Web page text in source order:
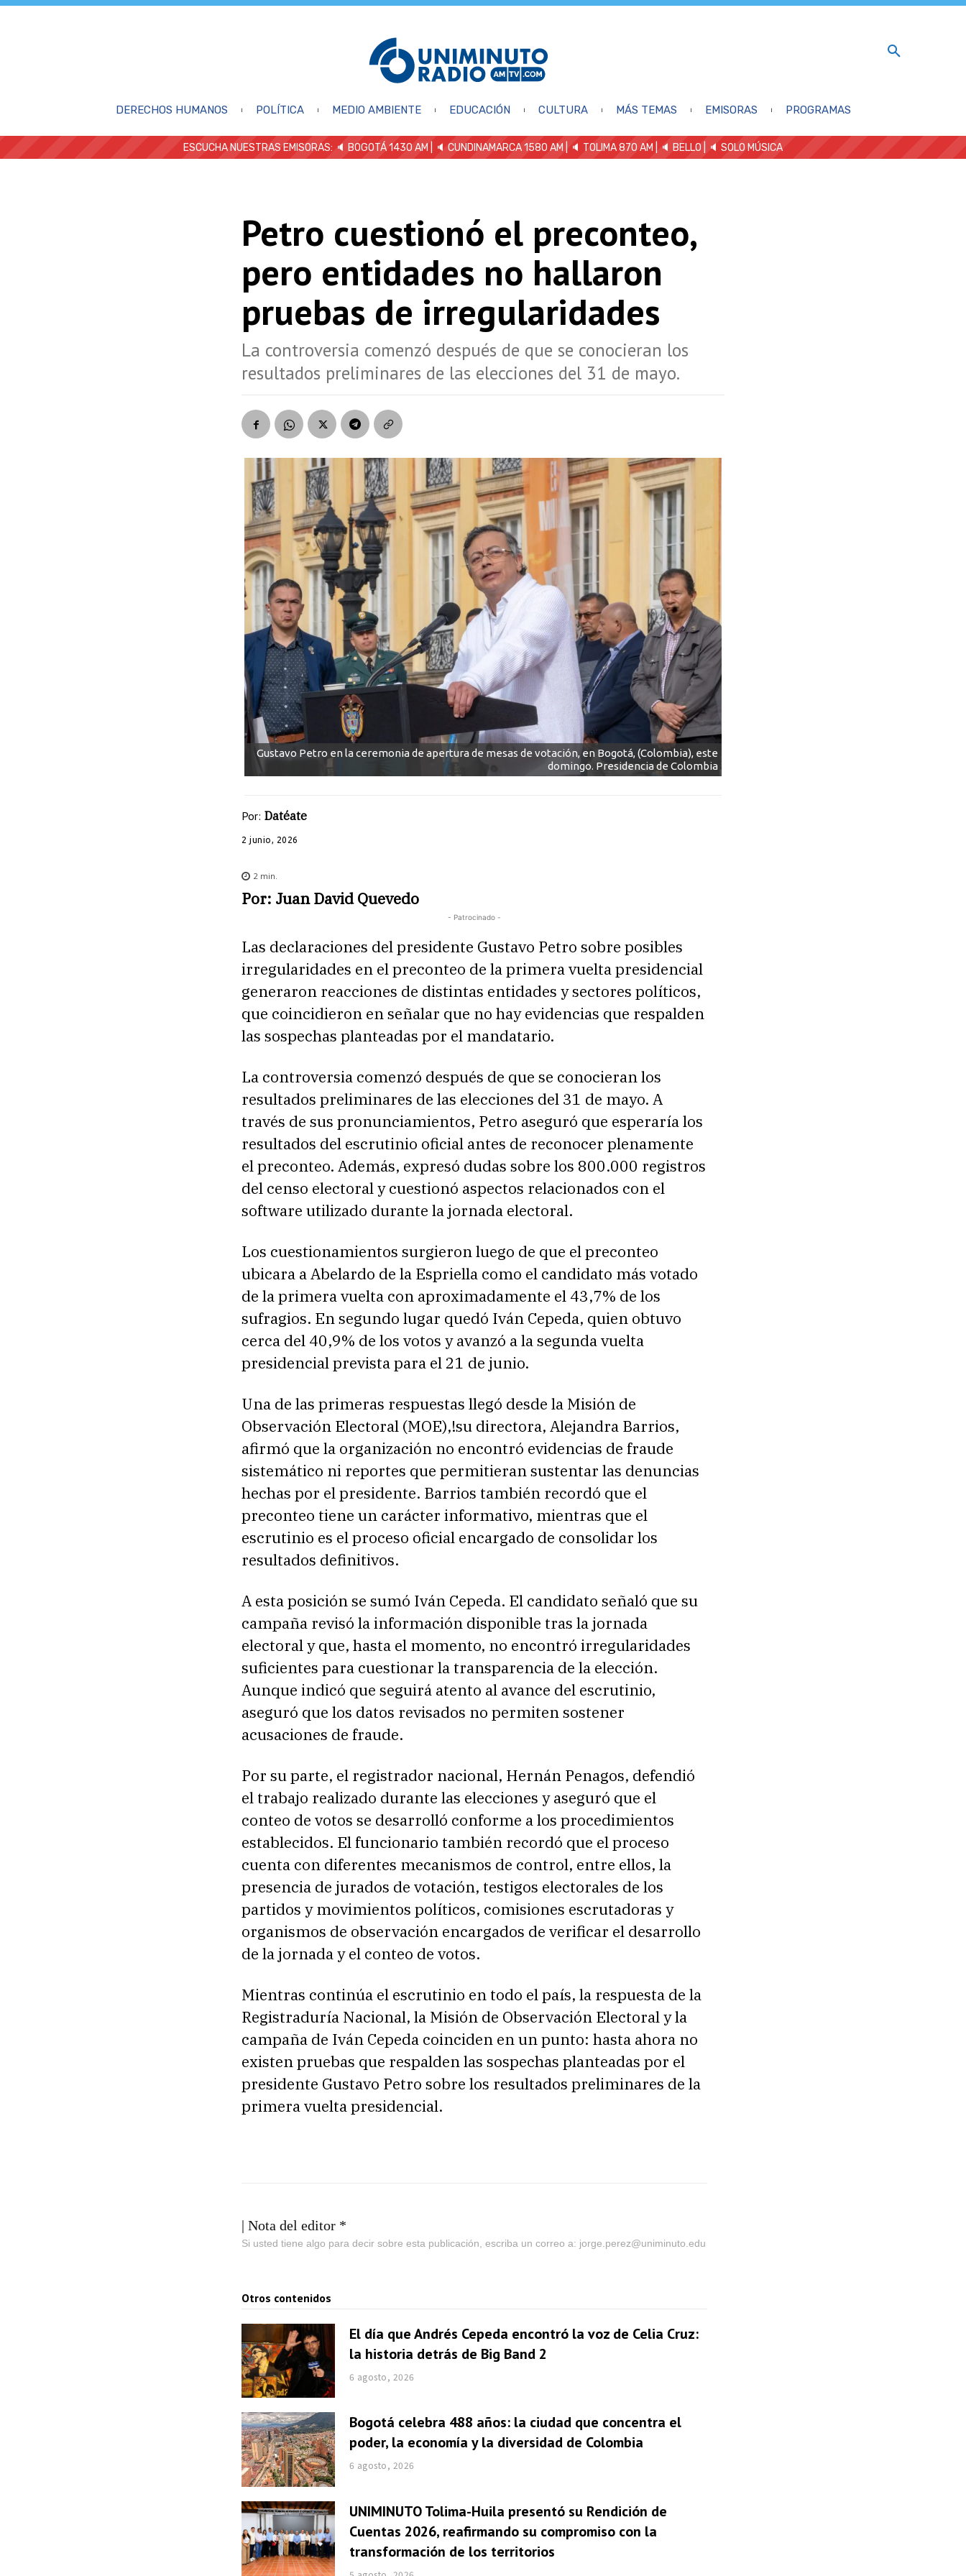
DERECHOS HUMANOS POLÍTICA MEDIO AMBIENTE EDUCACIÓN CULTURA MÁS TEMAS EMISORAS PROGRAMAS
ESCUCHA NUESTRAS EMISORAS: 🔈 BOGOTÁ 1430 AM | 🔈 CUNDINAMARCA 1580 AM | 🔈 TOLIMA 870 AM | 🔈 BELLO 🔈 SOLO MÚSICA
Petro cuestionó el preconteo,
pero entidades no hallaron
pruebas de irregularidades
La controversia comenzó después de que se conocieran los
resultados preliminares de las elecciones del 31 de mayo.
Gustavo Petro en la ceremonia de apertura de mesas de votación, en Bogotá, (Colombia), este
domingo. Presidencia de Colombia
Por: Datéate
2 junio, 2026
2 min.
Por: Juan David Quevedo
- Patrocinado -
Las declaraciones del presidente Gustavo Petro sobre posibles
irregularidades en el preconteo de la primera vuelta presidencial
generaron reacciones de distintas entidades y sectores políticos,
que coincidieron en señalar que no hay evidencias que respalden
las sospechas planteadas por el mandatario.
La controversia comenzó después de que se conocieran los
resultados preliminares de las elecciones del 31 de mayo. A
través de sus pronunciamientos, Petro aseguró que esperaría los
resultados del escrutinio oficial antes de reconocer plenamente
el preconteo. Además, expresó dudas sobre los 800.000 registros
del censo electoral y cuestionó aspectos relacionados con el
software utilizado durante la jornada electoral.
Los cuestionamientos surgieron luego de que el preconteo
ubicara a Abelardo de la Espriella como el candidato más votado
de la primera vuelta con aproximadamente el 43,7% de los
sufragios. En segundo lugar quedó Iván Cepeda, quien obtuvo
cerca del 40,9% de los votos y avanzó a la segunda vuelta
presidencial prevista para el 21 de junio.
Una de las primeras respuestas llegó desde la Misión de
Observación Electoral (MOE),!su directora, Alejandra Barrios,
afirmó que la organización no encontró evidencias de fraude
sistemático ni reportes que permitieran sustentar las denuncias
hechas por el presidente. Barrios también recordó que el
preconteo tiene un carácter informativo, mientras que el
escrutinio es el proceso oficial encargado de consolidar los
resultados definitivos.
A esta posición se sumó Iván Cepeda. El candidato señaló que su
campaña revisó la información disponible tras la jornada
electoral y que, hasta el momento, no encontró irregularidades
suficientes para cuestionar la transparencia de la elección.
Aunque indicó que seguirá atento al avance del escrutinio,
aseguró que los datos revisados no permiten sostener
acusaciones de fraude.
Por su parte, el registrador nacional, Hernán Penagos, defendió
el trabajo realizado durante las elecciones y aseguró que el
conteo de votos se desarrolló conforme a los procedimientos
establecidos. El funcionario también recordó que el proceso
cuenta con diferentes mecanismos de control, entre ellos, la
presencia de jurados de votación, testigos electorales de los
partidos y movimientos políticos, comisiones escrutadoras y
organismos de observación encargados de verificar el desarrollo
de la jornada y el conteo de votos.
Mientras continúa el escrutinio en todo el país, la respuesta de la
Registraduría Nacional, la Misión de Observación Electoral y la
campaña de Iván Cepeda coinciden en un punto: hasta ahora no
existen pruebas que respalden las sospechas planteadas por el
presidente Gustavo Petro sobre los resultados preliminares de la
primera vuelta presidencial.
| Nota del editor *
Si usted tiene algo para decir sobre esta publicación, escriba un correo a: jorge.perez@uniminuto.edu
Otros contenidos
El día que Andrés Cepeda encontró la voz de Celia Cruz:
la historia detrás de Big Band 2
6 agosto, 2026
Bogotá celebra 488 años: la ciudad que concentra el
poder, la economía y la diversidad de Colombia
6 agosto, 2026
UNIMINUTO Tolima-Huila presentó su Rendición de
Cuentas 2026, reafirmando su compromiso con la
transformación de los territorios